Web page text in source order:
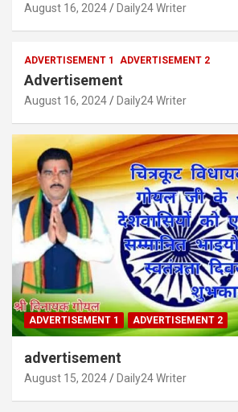
August 16, 2024 Daily24 Writer
ADVERTISEMENT 1 ADVERTISEMENT 2
Advertisement
August 16, 2024 Daily24 Writer
ADVERTISEMENT 1 ADVERTISEMENT 2
advertisement
August 15, 2024 Daily24 Writer